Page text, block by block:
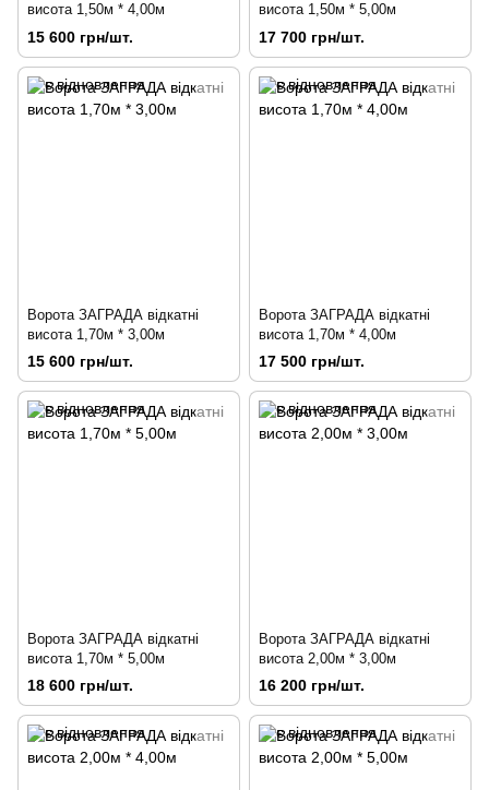
висота 1,50м * 4,00м
15 600 грн/шт.
висота 1,50м * 5,00м
17 700 грн/шт.
Ворота ЗАГРАДА відкатні
висота 1,70м * 3,00м
15 600 грн/шт.
Ворота ЗАГРАДА відкатні
висота 1,70м * 4,00м
17 500 грн/шт.
Ворота ЗАГРАДА відкатні
висота 1,70м * 5,00м
18 600 грн/шт.
Ворота ЗАГРАДА відкатні
висота 2,00м * 3,00м
16 200 грн/шт.